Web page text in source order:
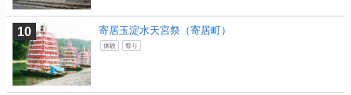
寄居玉淀水天宮祭（寄居町）
体験 祭り